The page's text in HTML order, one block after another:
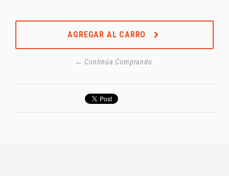
AGREGAR AL CARRO
← Continúa Comprando